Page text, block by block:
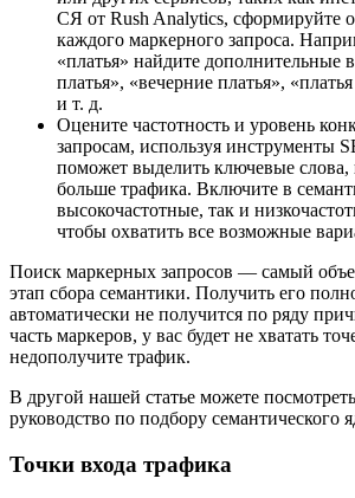
СЯ от Rush Analytics, сформируйте
каждого маркерного запроса.
«платья» найдите дополнительные
платья», «вечерние платья»,
и т. д.
Оцените частотность и уровень
запросам, используя инструменты
поможет выделить ключевые слова,
больше трафика. Включите в
высокочастотные, так и
чтобы охватить все возможные
Поиск маркерных запросов — самый
этап сбора семантики. Получить его
автоматически не получится по ряду
часть маркеров, у вас будет не хватать
недополучите трафик.
В другой нашей статье можете
руководство по подбору семантического
Точки входа трафика